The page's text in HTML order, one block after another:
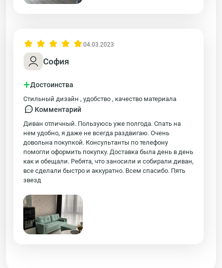
София
04.03.2023
+Достоинства
Стильный дизайн , удобство , качество материала
Комментарий
Диван отличный. Пользуюсь уже полгода. Спать на
нем удобно, я даже не всегда раздвигаю. Очень
довольна покупкой. Консультанты по телефону
помогли оформить покупку. Доставка была день в день
как и обещали. Ребята, что заносили и собирали диван,
все сделали быстро и аккуратно. Всем спасибо. Пять
звезд